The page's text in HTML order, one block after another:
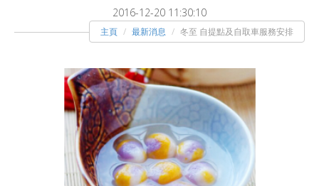
2016-12-20 11:30:10
主頁 最新消息 冬至 自提點及自取車服務安排